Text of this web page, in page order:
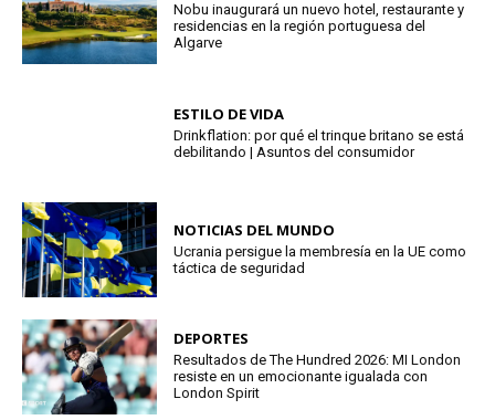
Nobu inaugurará un nuevo hotel, restaurante y
residencias en la región portuguesa del
Algarve
ESTILO DE VIDA
Drinkflation: por qué el trinque britano se está
debilitando | Asuntos del consumidor
NOTICIAS DEL MUNDO
Ucrania persigue la membresía en la UE como
táctica de seguridad
DEPORTES
Resultados de The Hundred 2026: MI London
resiste en un emocionante igualada con
London Spirit